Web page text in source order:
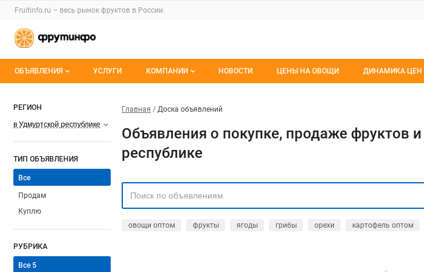
Fruitinfo.ru – весь рынок фруктов в России.
ОБЪЯВЛЕНИЯ
Мои объявления
УСЛУГИ КОМПАНИИ
Премиум размещение
НОВОСТИ ЦЕНЫ НА ОВОЩИ ДИНАМИКА ЦЕН
РЕГИОН
в Удмуртской республике
ТИП ОБЪЯВЛЕНИЯ
Все
Продам
Куплю
РУБРИКА
Все 5
Главная Доска объявлений
Объявления о покупке, продаже фруктов
республике
овощи оптом фрукты ягоды грибы орехи картофель оптом